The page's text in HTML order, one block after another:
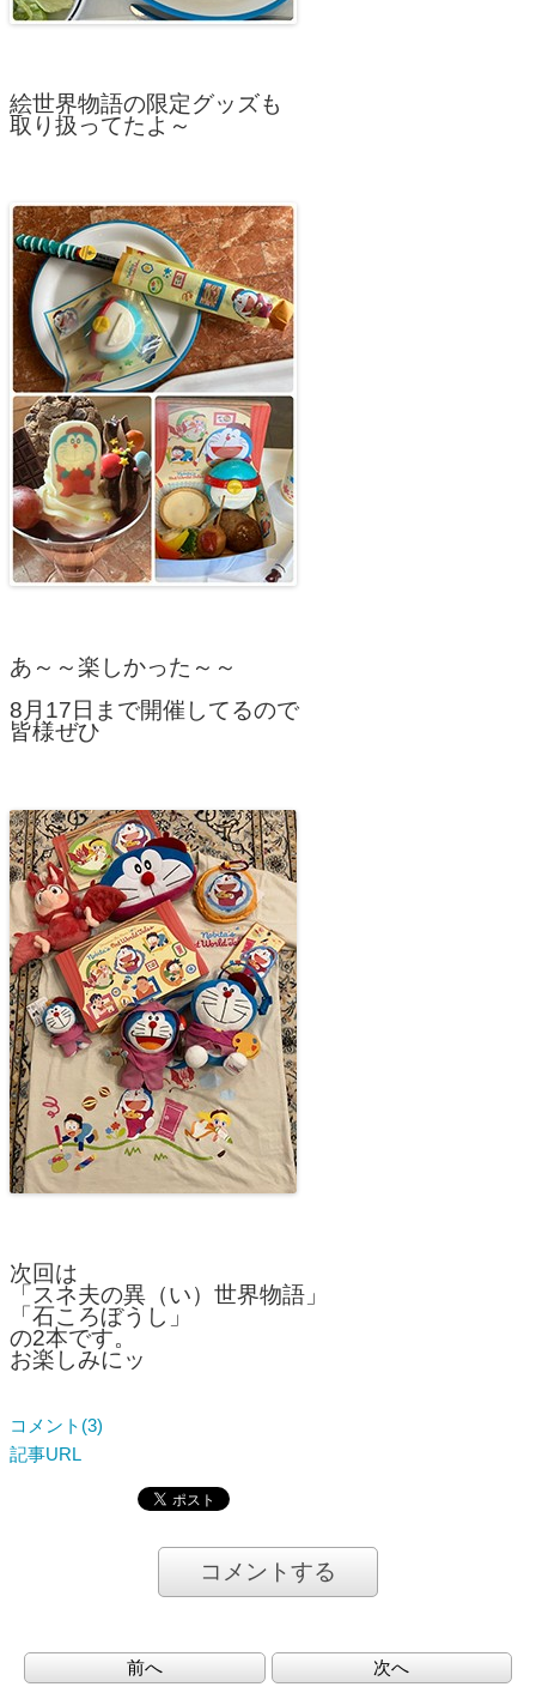
絵世界物語の限定グッズも
取り扱ってたよ～
あ～～楽しかった～～
8月17日まで開催してるので
皆様ぜひ
次回は
「スネ夫の異（い）世界物語」
「石ころぼうし」
の2本です。
お楽しみにッ
コメント(3)
記事URL
コメントする
前へ 次へ